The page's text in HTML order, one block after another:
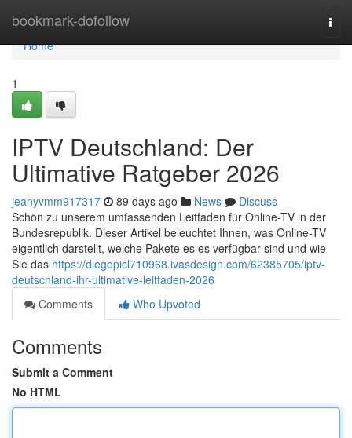
bookmark-dofollow
Home
Home
1
IPTV Deutschland: Der
Ultimative Ratgeber 2026
jeanyvmm917317 89 days ago News
Discuss
Schön zu unserem umfassenden Leitfaden für Online-TV in der
Bundesrepublik. Dieser Artikel beleuchtet Ihnen, was Online-TV
eigentlich darstellt, welche Pakete es es verfügbar sind und wie
Sie das https://diegopicl710968.ivasdesign.com/62385705/iptv-
deutschland-ihr-ultimative-leitfaden-2026
Comments
Who Upvoted
Comments
Submit a Comment
No HTML